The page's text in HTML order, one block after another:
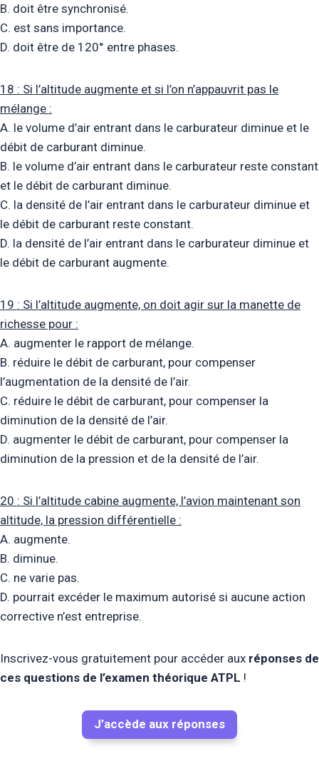
B. doit être synchronisé.
C. est sans importance.
D. doit être de 120° entre phases.
18 : Si l’altitude augmente et si l’on n’appauvrit pas le
mélange :
A. le volume d’air entrant dans le carburateur diminue et le
débit de carburant diminue.
B. le volume d’air entrant dans le carburateur reste constant
et le débit de carburant diminue.
C. la densité de l’air entrant dans le carburateur diminue et
le débit de carburant reste constant.
D. la densité de l’air entrant dans le carburateur diminue et
le débit de carburant augmente.
19 : Si l’altitude augmente, on doit agir sur la manette de
richesse pour :
A. augmenter le rapport de mélange.
B. réduire le débit de carburant, pour compenser
l’augmentation de la densité de l’air.
C. réduire le débit de carburant, pour compenser la
diminution de la densité de l’air.
D. augmenter le débit de carburant, pour compenser la
diminution de la pression et de la densité de l’air.
20 : Si l’altitude cabine augmente, l’avion maintenant son
altitude, la pression différentielle :
A. augmente.
B. diminue.
C. ne varie pas.
D. pourrait excéder le maximum autorisé si aucune action
corrective n’est entreprise.
Inscrivez-vous gratuitement pour accéder aux réponses de
ces questions de l’examen théorique ATPL !
J’accède aux réponses